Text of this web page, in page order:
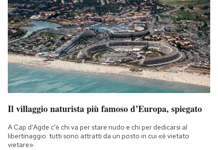
Il villaggio naturista più famoso d’Europa, spiegato
A Cap d'Agde c'è chi va per stare nudo e chi per dedicarsi al
libertinaggio: tutti sono attratti da un posto in cui «è vietato
vietare»